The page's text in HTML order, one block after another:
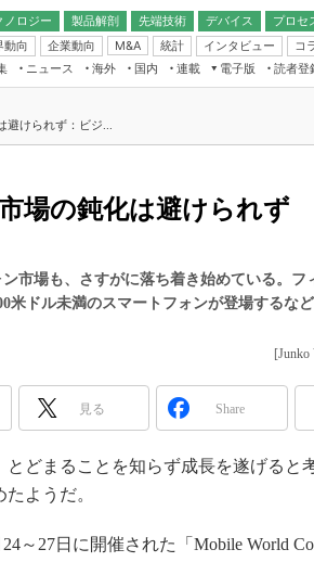
ノロジー 製品解剖
先端技術
ー
デバイス
ログ
イコン
プロセ
動向
企業動向 M&A 統計 インタビュー コ
フィジカルAI
読者調査（EE Times Research）
IoT
電源設計（EDN Japan）
ニュース 海外 国内
連載
デバイス通信
業界スコープ
直前エンジニアの社会人大
で起こったこと、次の10年
こと
で探るアジアの新トレンド
術を知る
念の180日
電子版
電子ブックレット
読者登
けられず：ビジ...
場の鈍化は避けられず
市場も、さすがに落ち着き始めている。フ
米ドル未満のスマートフォンが登場するな
[Junko
見る Share
どまることを知らず成長を遂げると
ようだ。
～27日に開催された「Mobile World